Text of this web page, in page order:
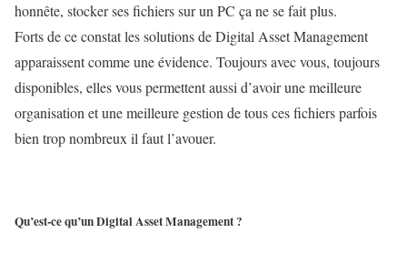
honnête, stocker ses fichiers sur un PC ça ne se fait plus.
Forts de ce constat les solutions de Digital Asset Management
apparaissent comme une évidence. Toujours avec vous, toujours
disponibles, elles vous permettent aussi d’avoir une meilleure
organisation et une meilleure gestion de tous ces fichiers parfois
bien trop nombreux il faut l’avouer.
Qu’est-ce qu’un Digital Asset Management ?